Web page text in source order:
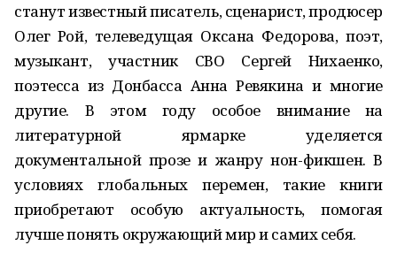
станут известный писатель, сценарист, продюсер
Олег Рой, телеведущая Оксана Федорова, поэт,
музыкант, участник СВО Сергей Нихаенко,
поэтесса из Донбасса Анна Ревякина и многие
другие. В этом году особое внимание на
литературной ярмарке уделяется
документальной прозе и жанру нон-фикшен. В
условиях глобальных перемен, такие книги
приобретают особую актуальность, помогая
лучше понять окружающий мир и самих себя.